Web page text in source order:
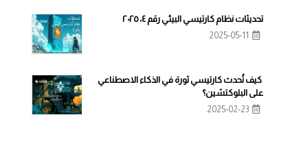
تحديثات نظام كارتيسي البيئي رقم ٤، ٢٠٢٥
2025-05-11
كيف تُحدث كارتيسي ثورة في الذكاء الاصطناعي
على البلوكتشين؟
2025-02-23